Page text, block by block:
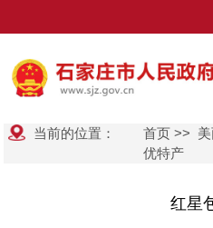
当前的位置： 首页 >>
优特产
红星